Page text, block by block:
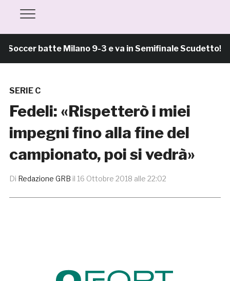
batte Milano 9-3 e va in Semifinale Scudetto!
SERIE C
Fedeli: «Rispetterò i miei
impegni fino alla fine del
campionato, poi si vedrà»
Di Redazione GRB il 16 Ottobre 2018 alle 22:02